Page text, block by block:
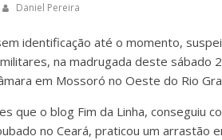
Daniel Pereira
identificação até o momento,
na madrugada deste
em Mossoró no Oeste do Rio
que o blog Fim da Linha, conseguiu
no Ceará, praticou um arrastão